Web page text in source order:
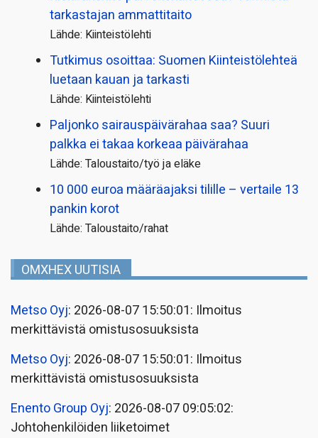
tarkastajan ammattitaito
Lähde: Kiinteistölehti
Tutkimus osoittaa: Suomen Kiinteistölehteä
luetaan kauan ja tarkasti
Lähde: Kiinteistölehti
Paljonko sairauspäivä­rahaa saa? Suuri
palkka ei takaa korkeaa päivärahaa
Lähde: Taloustaito/työ ja eläke
10 000 euroa määräajaksi tilille – vertaile 13
pankin korot
Lähde: Taloustaito/rahat
OMXHEX UUTISIA
Metso Oyj: 2026-08-07 15:50:01: Ilmoitus
merkittävistä omistusosuuksista
Metso Oyj: 2026-08-07 15:50:01: Ilmoitus
merkittävistä omistusosuuksista
Enento Group Oyj: 2026-08-07 09:05:02:
Johtohenkilöiden liiketoimet